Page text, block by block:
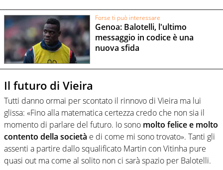
Forse ti può interessare
Genoa: Balotelli, l'ultimo
messaggio in codice è una
nuova sfida
Il futuro di Vieira
Tutti danno ormai per scontato il rinnovo di Vieira ma lui
glissa: «Fino alla matematica certezza credo che non sia il
momento di parlare del futuro. Io sono molto felice e molto
contento della società e di come mi sono trovato». Tanti gli
assenti a partire dallo squalificato Martin con Vitinha pure
quasi out ma come al solito non ci sarà spazio per Balotelli.